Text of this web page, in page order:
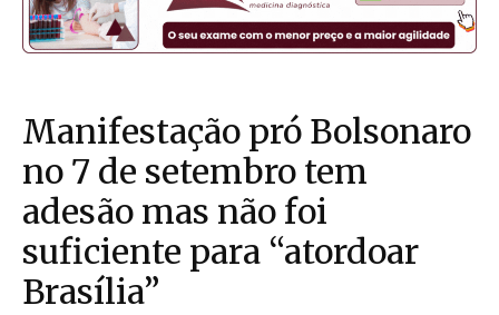
Manifestação pró Bolsonaro
no 7 de setembro tem
adesão mas não foi
suficiente para “atordoar
Brasília”